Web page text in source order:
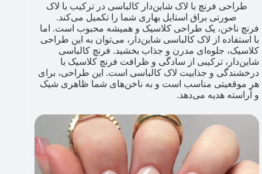
طراحی فرنچ با لاک شاین‌دار کالباسی در ترکیب با لاک
صورتی براق استایل بهاری شما را تکمیل می‌کند.
فرنچ ناخن، یک طراحی کلاسیک و همیشه محبوب است. اما
با استفاده از لاک کالباسی شاین‌دار، می‌توان به این طراحی
کلاسیک، جلوه‌ای مدرن و جذاب بخشید. فرنچ کالباسی
شاین‌دار، ترکیبی از سادگی و ظرافت فرنچ کلاسیک با
درخشندگی و جذابیت لاک کالباسی است. این طراحی، برای
هر موقعیتی مناسب است و به ناخن‌های شما ظاهری شیک
و آراسته هدیه می‌دهد.